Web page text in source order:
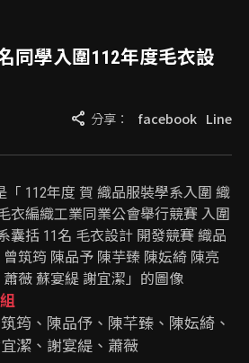
同學入圍112年度毛衣設
share 分享： facebook Line
筠、陳品伃、陳芊臻、陳妘綺、
潔、謝宴緹、蕭薇